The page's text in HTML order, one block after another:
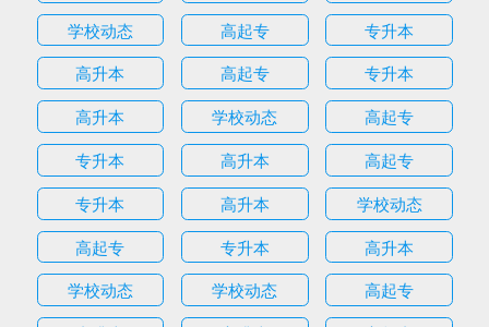
学校动态
高起专
专升本
高升本
高起专
专升本
高升本
学校动态
高起专
专升本
高升本
高起专
专升本
高升本
学校动态
高起专
专升本
高升本
学校动态
学校动态
高起专